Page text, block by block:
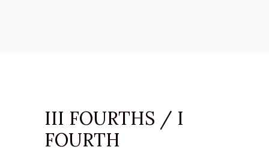
III FOURTHS / I
FOURTH